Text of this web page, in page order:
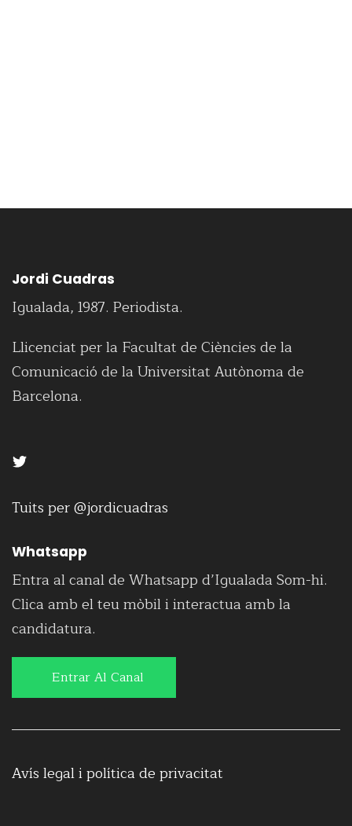
Jordi Cuadras
Igualada, 1987. Periodista.
Llicenciat per la Facultat de Ciències de la
Comunicació de la Universitat Autònoma de
Barcelona.
Tuits per @jordicuadras
Whatsapp
Entra al canal de Whatsapp d’Igualada Som-hi.
Clica amb el teu mòbil i interactua amb la
candidatura.
Entrar Al Canal
Avís legal i política de privacitat